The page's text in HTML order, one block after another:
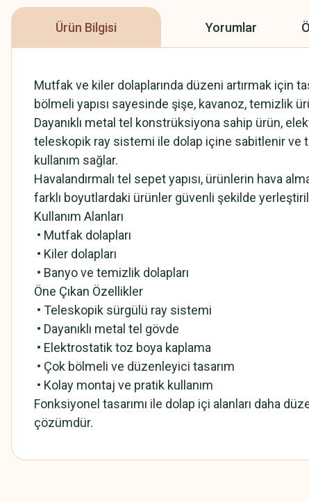
Ürün Bilgisi Yorumlar
Mutfak ve kiler dolaplarında düzeni artırmak için
bölmeli yapısı sayesinde şişe, kavanoz, temizlik
Dayanıklı metal tel konstrüksiyona sahip ürün,
teleskopik ray sistemi ile dolap içine sabitlenir ve
kullanım sağlar.
Havalandırmalı tel sepet yapısı, ürünlerin hava
farklı boyutlardaki ürünler güvenli şekilde
Kullanım Alanları
• Mutfak dolapları
• Kiler dolapları
• Banyo ve temizlik dolapları
Öne Çıkan Özellikler
• Teleskopik sürgülü ray sistemi
• Dayanıklı metal tel gövde
• Elektrostatik toz boya kaplama
• Çok bölmeli ve düzenleyici tasarım
• Kolay montaj ve pratik kullanım
Fonksiyonel tasarımı ile dolap içi alanları daha
çözümdür.